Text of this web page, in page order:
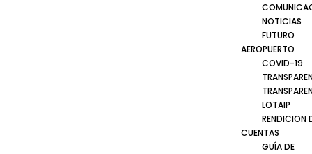
NOTICIAS
FUTURO
AEROPUERTO
COVID-19
LOTAIP
RENDICION
CUENTAS
GUÍA DE